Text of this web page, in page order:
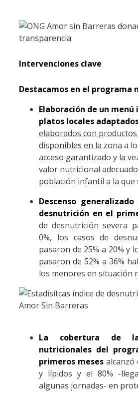
Intervenciones clave
Destacamos en el programa
Elaboración de un
platos locales
elaborados con
disponibles en la zona a
acceso garantizado y la
valor nutricional
población infantil a la que
Descenso
desnutrición en el
de desnutrición severa
0%, los casos de
pasaron de 25% a 20% y
pasaron de 52% a 36%
los menores en situación
La cobertura de
nutricionales del
primeros mesesalcanzó
y lípidos y el 80% -
algunas jornadas- en